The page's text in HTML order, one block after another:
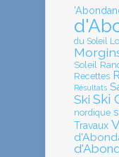
du Soleil
Soleil
Recettes
Résultats
Ski Ski
nordique
Travaux